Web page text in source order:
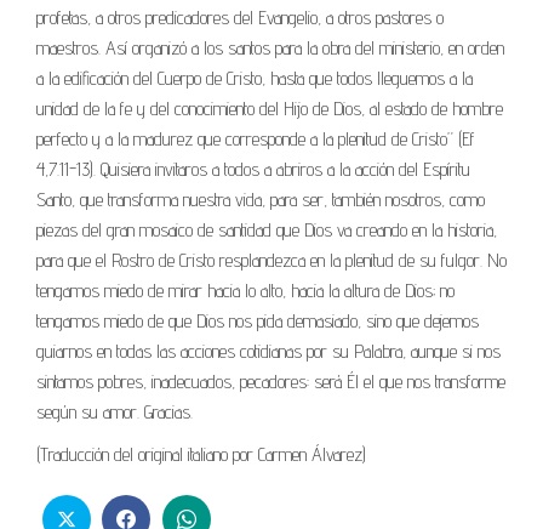
profetas, a otros predicadores del Evangelio, a otros pastores o
maestros. Así organizó a los santos para la obra del ministerio, en orden
a la edificación del Cuerpo de Cristo, hasta que todos lleguemos a la
unidad de la fe y del conocimiento del Hijo de Dios, al estado de hombre
perfecto y a la madurez que corresponde a la plenitud de Cristo” (Ef
4,7.11-13). Quisiera invitaros a todos a abriros a la acción del Espíritu
Santo, que transforma nuestra vida, para ser, también nosotros, como
piezas del gran mosaico de santidad que Dios va creando en la historia,
para que el Rostro de Cristo resplandezca en la plenitud de su fulgor. No
tengamos miedo de mirar hacia lo alto, hacia la altura de Dios; no
tengamos miedo de que Dios nos pida demasiado, sino que dejemos
guiarnos en todas las acciones cotidianas por su Palabra, aunque si nos
sintamos pobres, inadecuados, pecadores: será Él el que nos transforme
según su amor. Gracias.
(Traducción del original italiano por Carmen Álvarez)